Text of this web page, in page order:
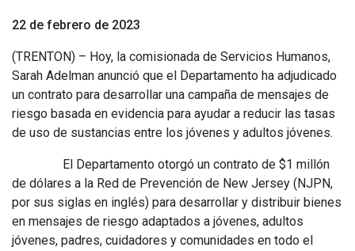
22 de febrero de 2023
(TRENTON) – Hoy, la comisionada de Servicios Humanos,
Sarah Adelman anunció que el Departamento ha adjudicado
un contrato para desarrollar una campaña de mensajes de
riesgo basada en evidencia para ayudar a reducir las tasas
de uso de sustancias entre los jóvenes y adultos jóvenes.
El Departamento otorgó un contrato de $1 millón
de dólares a la Red de Prevención de New Jersey (NJPN,
por sus siglas en inglés) para desarrollar y distribuir bienes
en mensajes de riesgo adaptados a jóvenes, adultos
jóvenes, padres, cuidadores y comunidades en todo el